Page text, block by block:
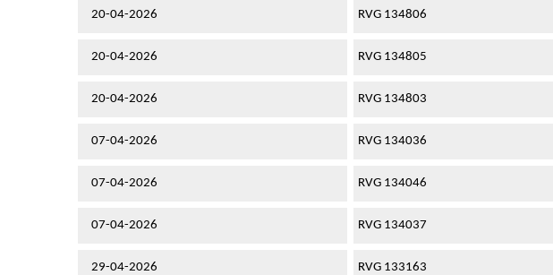
20-04-2026 RVG 134806
20-04-2026 RVG 134805
20-04-2026 RVG 134803
07-04-2026 RVG 134036
07-04-2026 RVG 134046
07-04-2026 RVG 134037
29-04-2026 RVG 133163